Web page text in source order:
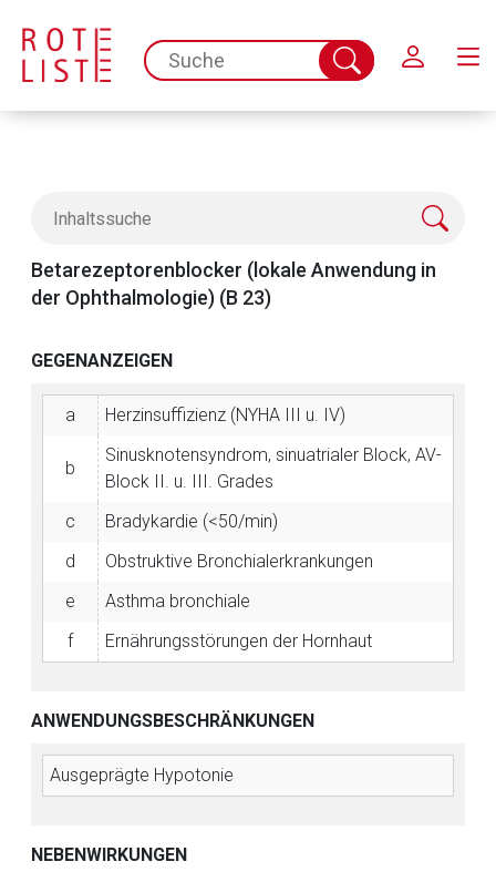
spc.search.input.placeholder
Suche
abschicken
Betarezeptorenblocker (lokale Anwendung in
der Ophthalmologie) (B 23)
GEGENANZEIGEN
a Herzinsuffizienz (NYHA III u. IV)
b
Sinusknotensyndrom, sinuatrialer Block, AV-
Block II. u. III. Grades
c
Bradykardie (<50/min)
d
Obstruktive Bronchialerkrankungen
e
Asthma bronchiale
f
Ernährungsstörungen der Hornhaut
ANWENDUNGSBESCHRÄNKUNGEN
Ausgeprägte Hypotonie
NEBENWIRKUNGEN